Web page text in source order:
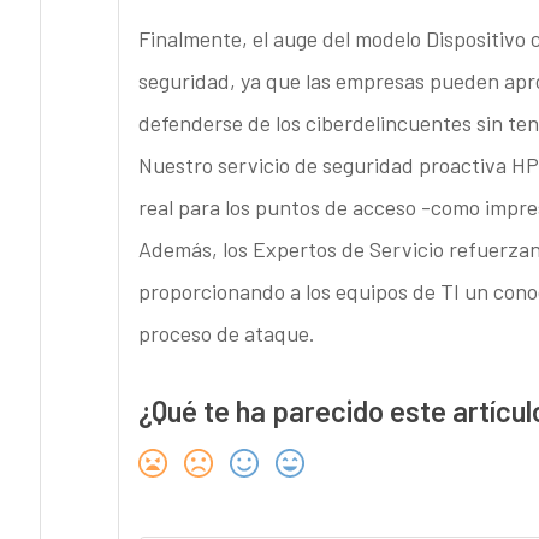
Finalmente, el auge del modelo
seguridad, ya que las empresas pueden
defenderse de los ciberdelincuentes sin
Nuestro servicio de seguridad proactiva
real para los puntos de acceso -como
Además, los Expertos de Servicio
proporcionando a los equipos de TI un
proceso de ataque.
¿Qué te ha parecido este